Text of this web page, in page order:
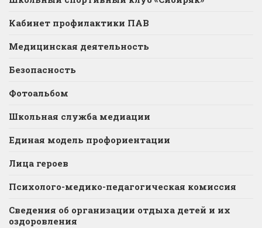
Кабинет профилактики ПАВ
Медицинская деятельность
Безопасность
Фотоальбом
Школьная служба медиации
Единая модель профориентации
Лица героев
Психолого-медико-педагогическая комиссия
Сведения об организации отдыха детей и их
оздоровления